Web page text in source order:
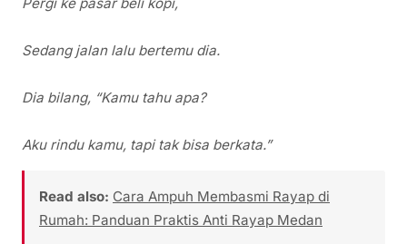
Sedang jalan lalu bertemu dia.
Dia bilang, “Kamu tahu apa?
Aku rindu kamu, tapi tak bisa berkata.”
Read also: Cara Ampuh Membasmi Rayap di
Rumah: Panduan Praktis Anti Rayap Medan